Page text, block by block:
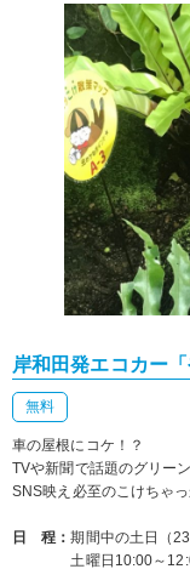
岸和田発エコカー
無料
車の屋根にコケ！？
TVや新聞で話題のグリー
SNS映え必至のこけちゃ
日 程：期間中の土日（23
土曜日10:00～